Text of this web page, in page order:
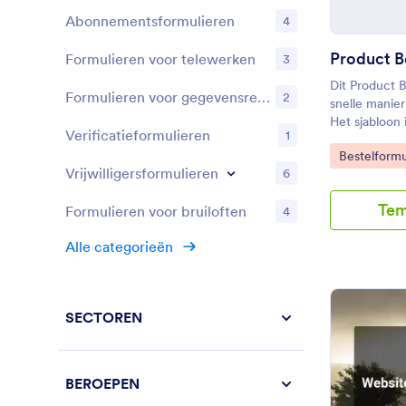
Product
Dit Product
snelle
Het sjabloon
nieuwe
ontwerpen
te verkopen.
Jotform
kunt
waardoor u
hoeft te
brengen
voor het
de
Go to
Abonnementsformulieren 4
Formulieren voor telewerken 3
Formulieren voor gegevensregistratie 2
Verificatieformulieren 1
Vrijwilligersformulieren 6
Formulieren voor bruiloften 4
Alle categorieën
SECTOREN
BEROEPEN